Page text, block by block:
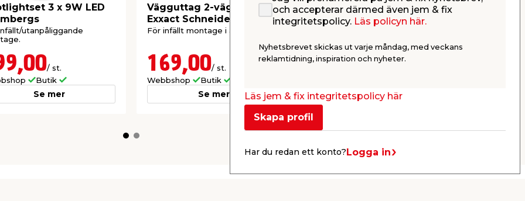
3 x 9W LED
utanpåliggande
/ st.
Butik
Se mer
Vägguttag 2-vägs Jordat
Exxact Schneider Electric
För infällt montage i apparatdosa
169,00/ st.
Webbshop
Butik
Se mer
Spotlight 4,5 W LED
Malmbergs
99,95
Se mer
och accepterar därmed även jem & fix
integritetspolicy. Läs policyn här.
Nyhetsbrevet skickas ut varje måndag, med veckans
reklamtidning, inspiration och nyheter.
Läs jem & fix integritetspolicy här
Skapa profil
Har du redan ett konto?Logga in